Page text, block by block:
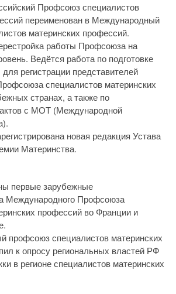
Профсоюз специалистов
переименован в Международный
материнских профессий.
работы Профсоюза на
Ведётся работа по подготовке
регистрации представителей
специалистов материнских
странах, а также по
с МОТ (Международной
новая редакция Устава
Материнства.
первые зарубежные
Международного Профсоюза
профессий во Франции и
профсоюз специалистов материнских
к опросу региональных властей РФ
в регионе специалистов материнских